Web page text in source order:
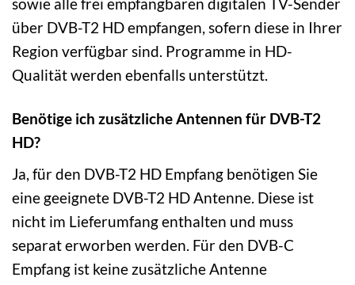
sowie alle frei empfangbaren digitalen TV-Sender
über DVB-T2 HD empfangen, sofern diese in Ihrer
Region verfügbar sind. Programme in HD-
Qualität werden ebenfalls unterstützt.
Benötige ich zusätzliche Antennen für DVB-T2
HD?
Ja, für den DVB-T2 HD Empfang benötigen Sie
eine geeignete DVB-T2 HD Antenne. Diese ist
nicht im Lieferumfang enthalten und muss
separat erworben werden. Für den DVB-C
Empfang ist keine zusätzliche Antenne